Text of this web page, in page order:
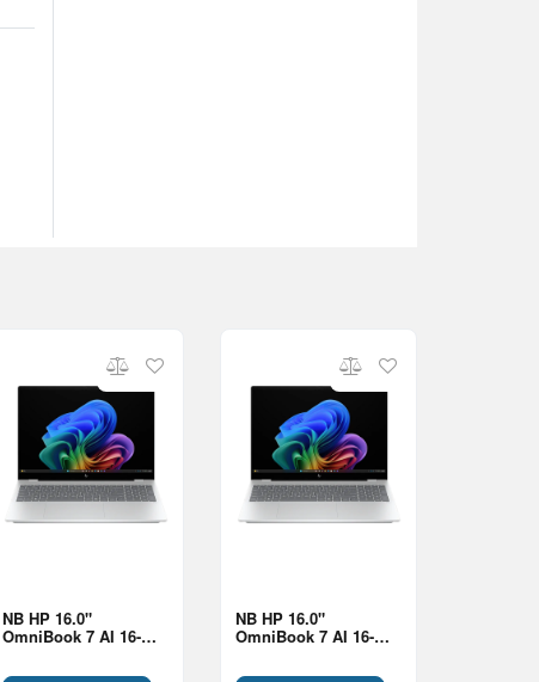
NB HP 16.0"
OmniBook 7 AI 16-
Ultra 7 356H 24Gb 1Tb
NB HP 16.0"
OmniBook 7 AI 16-
Ultra 7 356H 24Gb 1Tb